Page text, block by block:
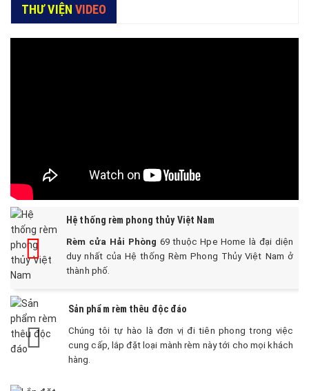
THƯ VIỆN VIDEO
Hệ thống rèm phong thủy Việt Nam
Rèm cửa Hải Phòng 69 thuộc Hpe Home là đại diện
duy nhất của Hệ thống Rèm Phong Thủy Việt Nam ở
thành phố.
Sản phẩm rèm thêu độc đáo
Chúng tôi tự hào là đơn vị đi tiên phong trong việc
cung cấp, lắp đặt loại mành rèm này tới cho mọi khách
hàng.